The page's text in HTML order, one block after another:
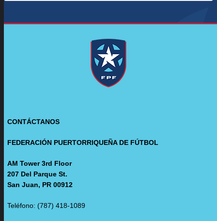
CONTÁCTANOS
FEDERACIÓN PUERTORRIQUEÑA DE FÚTBOL
AM Tower 3rd Floor
207 Del Parque St.
San Juan, PR 00912
Teléfono: (787) 418-1089